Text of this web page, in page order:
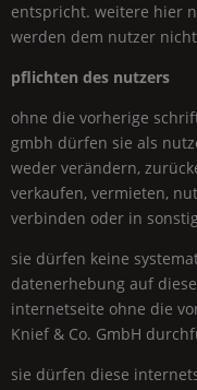
entspricht. weitere hier
werden dem nutzer
pflichten des nutzers
ohne die vorherige
gmbh dürfen sie als
weder verändern,
verkaufen, vermieten,
verbinden oder in
sie dürfen keine
datenerhebung auf
internetseite ohne die
Knief & Co. GmbH
sie dürfen diese